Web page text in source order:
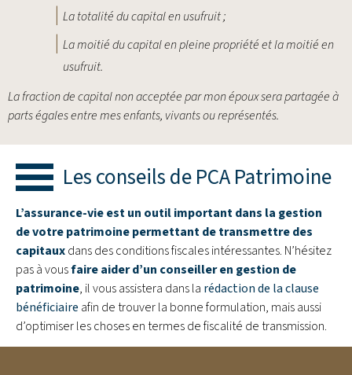
La totalité du capital en usufruit ;
La moitié du capital en pleine propriété et la moitié en
usufruit.
La fraction de capital non acceptée par mon époux sera partagée à
parts égales entre mes enfants, vivants ou représentés.
Les conseils de PCA Patrimoine
L’assurance-vie est un outil important dans la gestion
de votre patrimoine permettant de transmettre des
capitauxdans des conditions fiscales intéressantes. N’hésitez
pas à vousfaire aider d’un conseiller en gestion de
patrimoine, il vous assistera dans la rédaction de la clause
bénéficiaire afin de trouver la bonne formulation, mais aussi
d’optimiser les choses en termes de fiscalité de transmission.